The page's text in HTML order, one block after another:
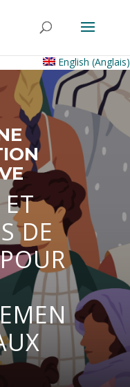
English (Anglais)
DE